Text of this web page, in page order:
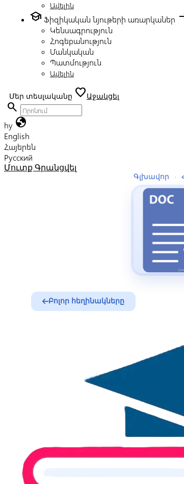
Ավելին
school Ֆիզիկական նյութերի առարկաներ
Կենսագրություն
Հոգեբանություն
Մանկական
Պատմություն
Ավելին
Մեր տեսլականը favoriteԱջակցել
search
hy globe
English
Հայերեն
Русский
Մուտք Գրանցվել
Գլխավոր ›
Բոլոր հեղինակները